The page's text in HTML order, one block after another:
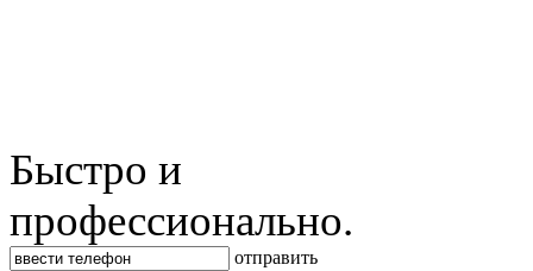
Быстро и
профессионально.
отправить